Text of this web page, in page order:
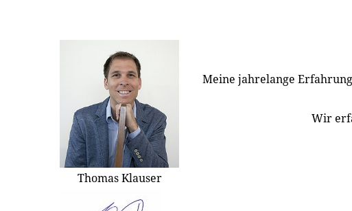
Thomas Klauser
Meine jahrelange
Wir